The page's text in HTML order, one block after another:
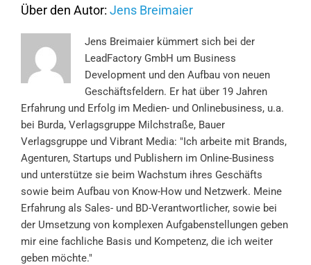
Über den Autor: Jens Breimaier
Jens Breimaier kümmert sich bei der
LeadFactory GmbH um Business
Development und den Aufbau von neuen
Geschäftsfeldern. Er hat über 19 Jahren
Erfahrung und Erfolg im Medien- und Onlinebusiness, u.a.
bei Burda, Verlagsgruppe Milchstraße, Bauer
Verlagsgruppe und Vibrant Media: "Ich arbeite mit Brands,
Agenturen, Startups und Publishern im Online-Business
und unterstütze sie beim Wachstum ihres Geschäfts
sowie beim Aufbau von Know-How und Netzwerk. Meine
Erfahrung als Sales- und BD-Verantwortlicher, sowie bei
der Umsetzung von komplexen Aufgabenstellungen geben
mir eine fachliche Basis und Kompetenz, die ich weiter
geben möchte."